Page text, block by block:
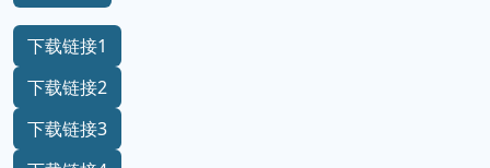
下载链接1
下载链接2
下载链接3